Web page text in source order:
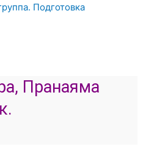
Подготовка
Пранаяма